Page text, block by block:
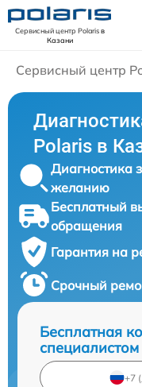
Сервисный центр Polarisв
Казани
Сервисный центр
Polaris в
Диагностика
желанию
Бесплатный
обращения
Гарантия на
Срочный
Бесплатная
специалистом